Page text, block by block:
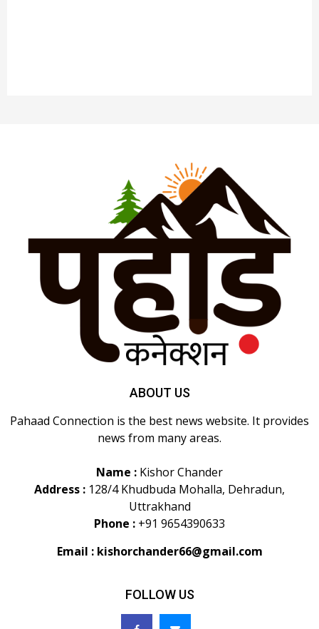
ABOUT US
Pahaad Connection is the best news website. It provides
news from many areas.
Name : Kishor Chander
Address : 128/4 Khudbuda Mohalla, Dehradun,
Uttrakhand
Phone : +91 9654390633
Email : kishorchander66@gmail.com
FOLLOW US